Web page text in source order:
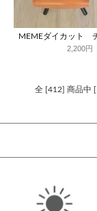
MEMEダイカット
2,200円
全 [412] 商品中